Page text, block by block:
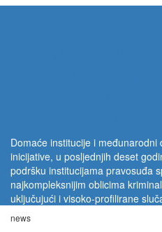
Domaće institucije i
inicijative, u posljednjih deset
podršku institucijama pravosuđa
najkompleksnijim oblicima
uključujući i visoko-profilirane
news